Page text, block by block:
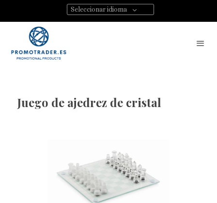
Seleccionar idioma
Juego de ajedrez de cristal